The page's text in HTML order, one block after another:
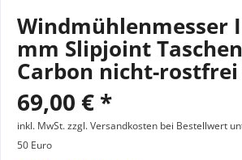
Windmühlenmesser
mm Slipjoint
Carbon nicht-
69,00 € *
inkl. MwSt.zzgl. Versandkosten bei Bestellwert
50 Euro